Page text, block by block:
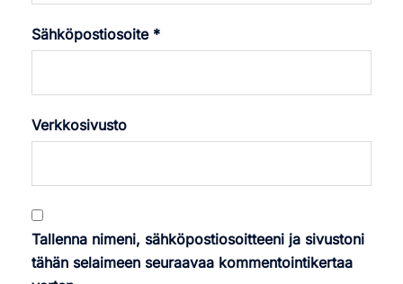
Sähköpostiosoite *
Verkkosivusto
Tallenna nimeni, sähköpostiosoitteeni ja sivustoni
tähän selaimeen seuraavaa kommentointikertaa